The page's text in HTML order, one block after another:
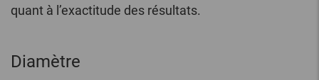
quant à l’exactitude des résultats.
Diamètre